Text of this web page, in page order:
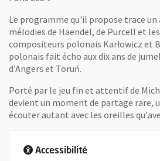
Le programme qu'il propose trace un
mélodies de Haendel, de Purcell et
compositeurs polonais Karłowicz et
polonais fait écho aux dix ans de
d'Angers et Toruń.
Porté par le jeu fin et attentif de
devient un moment de partage rare,
écouter autant avec les oreilles
Accessibilité